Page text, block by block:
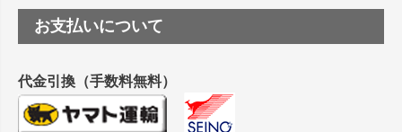
つや消し半透明ラベルのロールタイプはありますか？
縦420mm×横650mmの包装紙に適した紙はありますか？
ップ
お支払いについて
代金引換（手数料無料）